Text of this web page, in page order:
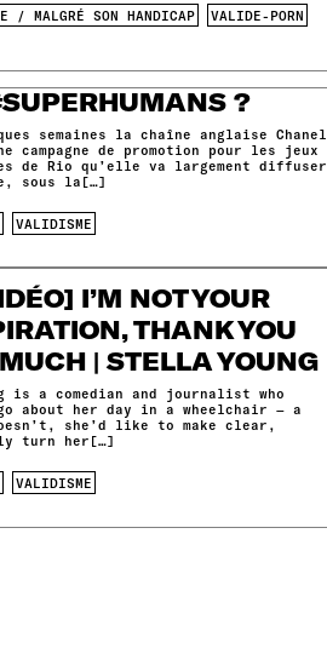
/ MALGRÉ SON HANDICAP
VALIDE-PORN
?
semaines la chaîne anglaise Chanel
campagne de promotion pour les jeux
de Rio qu’elle va largement diffuser
sous la[…]
VALIDISME
I’M NOT YOUR
THANK YOU
| STELLA YOUNG
is a comedian and journalist who
about her day in a wheelchair — a
she’d like to make clear,
turn her[…]
VALIDISME